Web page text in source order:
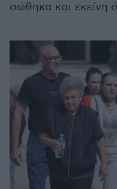
σώθηκα και εκείνη